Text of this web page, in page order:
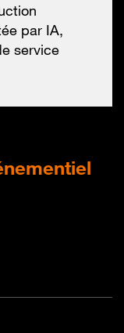
par IA,
service